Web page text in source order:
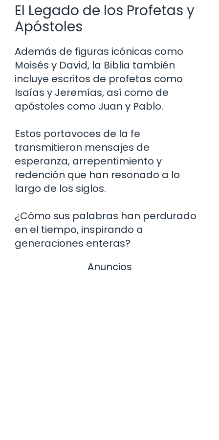
El Legado de los Profetas y
Apóstoles
Además de figuras icónicas como
Moisés y David, la Biblia también
incluye escritos de profetas como
Isaías y Jeremías, así como de
apóstoles como Juan y Pablo.
Estos portavoces de la fe
transmitieron mensajes de
esperanza, arrepentimiento y
redención que han resonado a lo
largo de los siglos.
¿Cómo sus palabras han perdurado
en el tiempo, inspirando a
generaciones enteras?
Anuncios